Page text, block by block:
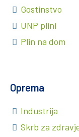
Gostinstvo
UNP plini
Plin na dom
Oprema
Industrija
Skrb za